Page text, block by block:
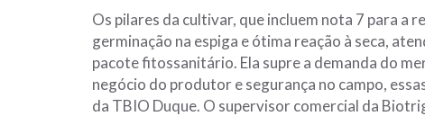
Os pilares da cultivar, que incluem nota 7 para a
germinação na espiga e ótima reação à seca,
pacote fitossanitário. Ela supre a demanda do
negócio do produtor e segurança no campo,
da TBIO Duque. O supervisor comercial da